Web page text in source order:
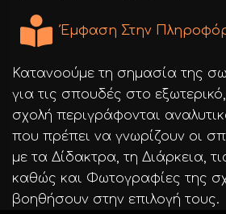
Έμφαση Στην
Κατανοούμε τη σημασία της
για τις σπουδές στο
σχολή περιγράφονται
που πρέπει να γνωρίζουν οι
με τα Δίδακτρα, τη Διάρκεια,
καθώς και Φωτογραφίες της
βοηθήσουν στην επιλογή τους.